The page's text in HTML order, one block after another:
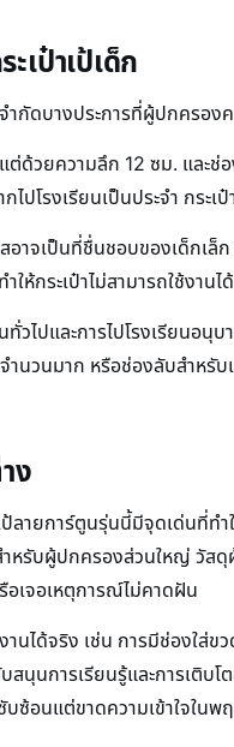
เป๋าเป้เด็ก
กัดบางประการที่ผู้ปกครอ
ต่ด้วยความลึก 12 ซม. แล
โรงเรียนเป็นประจำ กระเ
าจเป็นที่ชื่นชอบของเด็กเ
ห้กระเป๋าไม่สามารถใช้งาน
ไปและการไปโรงเรียนอ
วนมาก หรือช่องลับสำหรั
ง
ป้ลายการ์ตูนรุ่นนี้มีจุดเด่นที่
หรับผู้ปกครองส่วนใหญ่ วัส
อเจอเหตุการณ์ไม่คาดฝัน
ได้จริง เช่น การมีช่องใส่ข
นการเรียนรู้และการเติบโ
บซ้อนแต่ขาดความเข้าใจใน